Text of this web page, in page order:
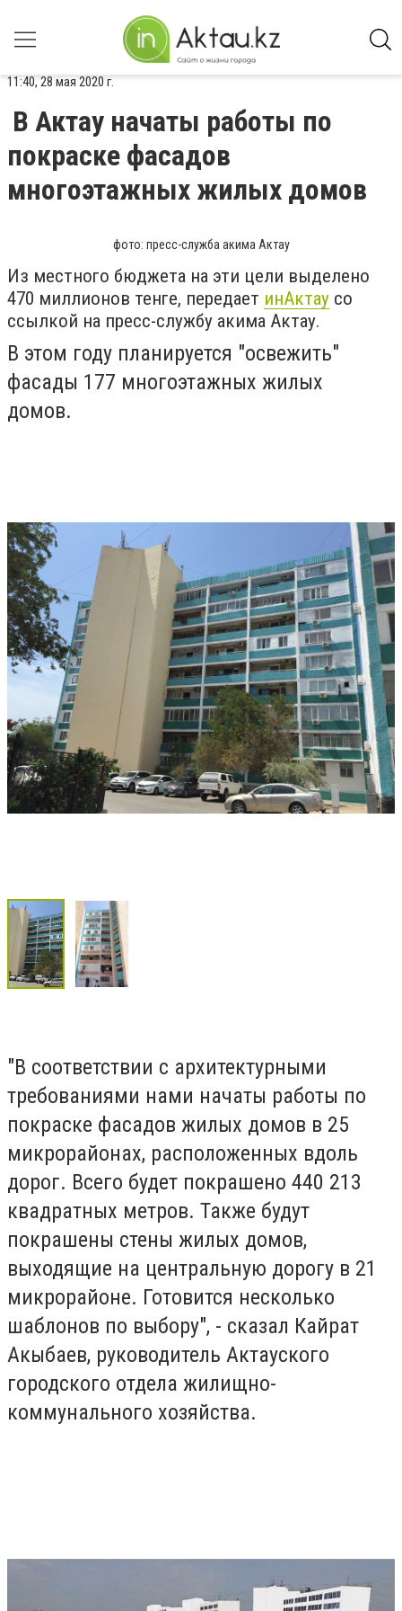
11:40, 28 мая 2020 г.
В Актау начаты работы по
покраске фасадов
многоэтажных жилых домов
фото: пресс-служба акима Актау
Из местного бюджета на эти цели выделено
470 миллионов тенге, передает инАктау со
ссылкой на пресс-службу акима Актау.
В этом году планируется "освежить"
фасады 177 многоэтажных жилых
домов.
"В соответствии с архитектурными
требованиями нами начаты работы по
покраске фасадов жилых домов в 25
микрорайонах, расположенных вдоль
дорог. Всего будет покрашено 440 213
квадратных метров. Также будут
покрашены стены жилых домов,
выходящие на центральную дорогу в 21
микрорайоне. Готовится несколько
шаблонов по выбору", - сказал Кайрат
Акыбаев, руководитель Актауского
городского отдела жилищно-
коммунального хозяйства.